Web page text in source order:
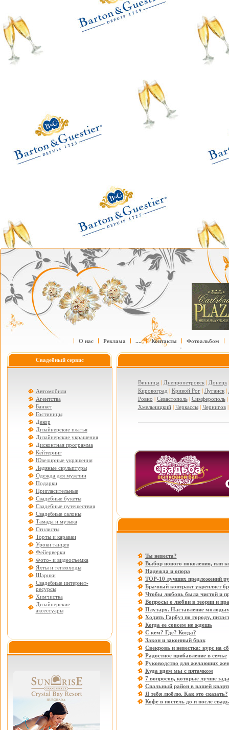
О нас Реклама .... Контакты Фотоальбом
Свадебный сервис
Автомобили
Агентства
Банкет
Гостиницы
Декор
Дизайнерские платья
Дизайнерские украшения
Дисконтная программа
Кейтеринг
Ювелирные украшения
Ледяные скульптуры
Одежда для мужчин
Подарки
Пригласительные
Свадебные букеты
Свадебные путешествия
Свадебные салоны
Тамада и музыка
Стилисты
Торты и караваи
Уроки танцев
Фейерверки
Фото- и видеосъемка
Яхты и теплоходы
Шарики
Свадебные интернет-
ресурсы
Химчистка
Дизайнерские
аксессуары
Винница | Днепропетровск| Донецк
Кировоград | Кривой Рог| Луганск|
Ровно | Севастополь| Симферополь|
Хмельницкий| Черкассы| Чернигов
Ты невеста?
Выбор нового поколения, или
Надежда и опора
ТОР-10 лучших предложений
Брачный контракт укрепляет
Чтобы любовь была чистой и
Вопросы о любви в теории и
Плутарх. Наставление
Ходить Гарбуз по городу,
Когда ее совсем не ждешь
С кем? Где? Когда?
Закон и законный брак
Свекровь и невестка: курс на
Радостное прибавление в семье
Руководство для желающих
Куда идем мы с пятачком
7 вопросов, которые лучше
Спальный район в вашей
Я тебя люблю. Как это сказать?
Кофе в постель до и после